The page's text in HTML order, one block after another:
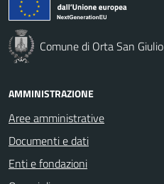
Comune di Orta San Giulio
AMMINISTRAZIONE
Aree amministrative
Documenti e dati
Enti e fondazioni